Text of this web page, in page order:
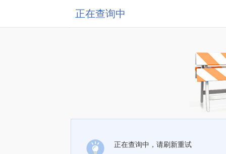
正在查询中
正在查询中，请刷新重试